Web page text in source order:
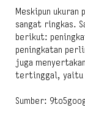
Meskipun ukuran
sangat ringkas.
berikut:
peningkatan
juga
tertinggal, yaitu
Sumber: